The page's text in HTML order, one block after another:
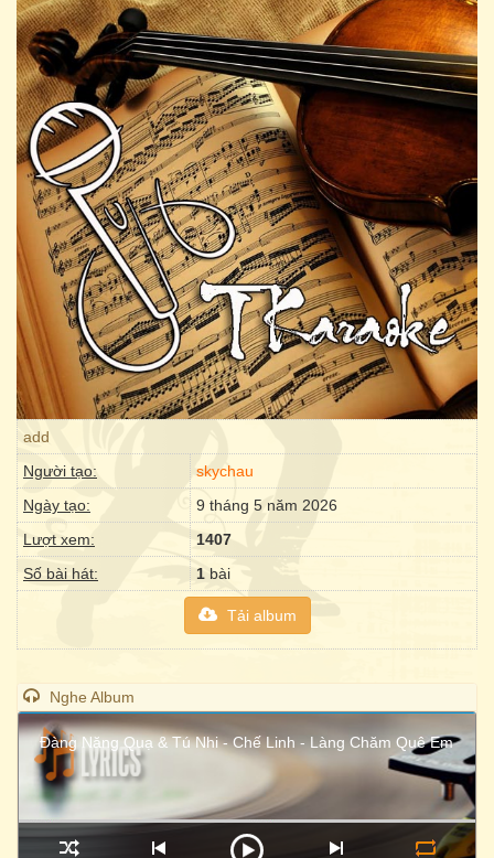
add
Người tạo:
skychau
Ngày tạo:
9 tháng 5 năm 2026
Lượt xem:
1407
Số bài hát:
1 bài
Tải album
Nghe Album
Đàng Năng Quạ & Tú Nhi - Chế Linh - Làng Chăm Quê Em